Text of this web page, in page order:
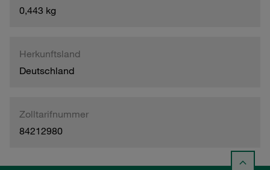
0,443 kg
Herkunftsland
Deutschland
Zolltarifnummer
84212980